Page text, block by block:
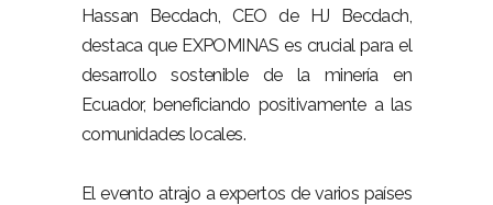
Hassan Becdach, CEO de HJ Becdach,
destaca que EXPOMINAS es crucial para el
desarrollo sostenible de la minería en
Ecuador, beneficiando positivamente a las
comunidades locales.
El evento atrajo a expertos de varios países